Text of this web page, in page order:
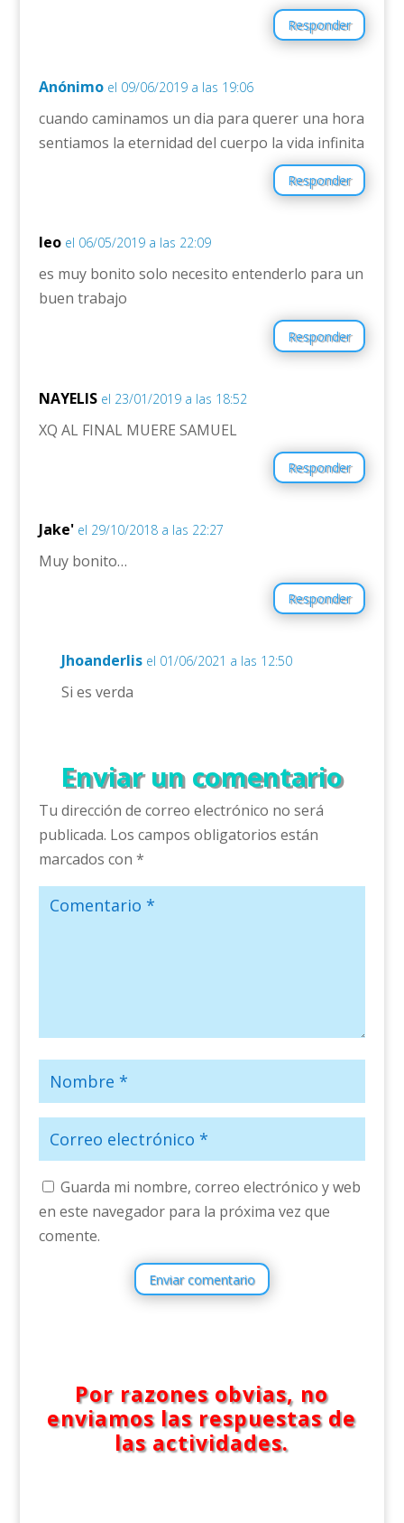
Responder
Anónimo el 09/06/2019 a las 19:06
cuando caminamos un dia para querer una hora
sentiamos la eternidad del cuerpo la vida infinita
Responder
leo el 06/05/2019 a las 22:09
es muy bonito solo necesito entenderlo para un
buen trabajo
Responder
NAYELIS el 23/01/2019 a las 18:52
XQ AL FINAL MUERE SAMUEL
Responder
Jake' el 29/10/2018 a las 22:27
Muy bonito…
Responder
Jhoanderlis el 01/06/2021 a las 12:50
Si es verda
Enviar un comentario
Tu dirección de correo electrónico no será
publicada. Los campos obligatorios están
marcados con *
Guarda mi nombre, correo electrónico y web
en este navegador para la próxima vez que
comente.
Enviar comentario
Por razones obvias, no
enviamos las respuestas de
las actividades.